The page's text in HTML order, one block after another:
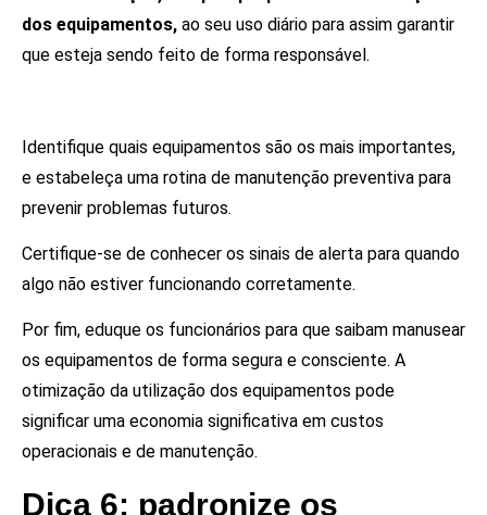
dos equipamentos, ao seu uso diário para assim garantir
que esteja sendo feito de forma responsável.
Identifique quais equipamentos são os mais importantes,
e estabeleça uma rotina de manutenção preventiva para
prevenir problemas futuros.
Certifique-se de conhecer os sinais de alerta para quando
algo não estiver funcionando corretamente.
Por fim, eduque os funcionários para que saibam manusear
os equipamentos de forma segura e consciente. A
otimização da utilização dos equipamentos pode
significar uma economia significativa em custos
operacionais e de manutenção.
Dica 6: padronize os